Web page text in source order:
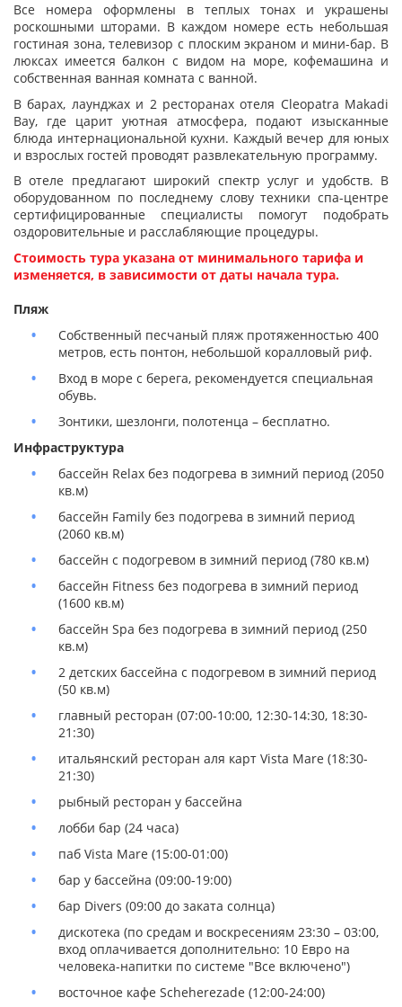
Все номера оформлены в теплых тонах и украшены
роскошными шторами. В каждом номере есть небольшая
гостиная зона, телевизор с плоским экраном и мини-бар. В
люксах имеется балкон с видом на море, кофемашина и
собственная ванная комната с ванной.
В барах, лаунджах и 2 ресторанах отеля Cleopatra Makadi
Bay, где царит уютная атмосфера, подают изысканные
блюда интернациональной кухни. Каждый вечер для юных
и взрослых гостей проводят развлекательную программу.
В отеле предлагают широкий спектр услуг и удобств. В
оборудованном по последнему слову техники спа-центре
сертифицированные специалисты помогут подобрать
оздоровительные и расслабляющие процедуры.
Стоимость тура указана от минимального тарифа и
изменяется, в зависимости от даты начала тура.
Пляж
Собственный песчаный пляж протяженностью 400
метров, есть понтон, небольшой коралловый риф.
Вход в море с берега, рекомендуется специальная
обувь.
Зонтики, шезлонги, полотенца – бесплатно.
Инфраструктура
бассейн Relax без подогрева в зимний период (2050
кв.м)
бассейн Family без подогрева в зимний период
(2060 кв.м)
бассейн с подогревом в зимний период (780 кв.м)
бассейн Fitness без подогрева в зимний период
(1600 кв.м)
бассейн Spa без подогрева в зимний период (250
кв.м)
2 детских бассейна с подогревом в зимний период
(50 кв.м)
главный ресторан (07:00-10:00, 12:30-14:30, 18:30-
21:30)
итальянский ресторан аля карт Vista Mare (18:30-
21:30)
рыбный ресторан у бассейна
лобби бар (24 часа)
паб Vista Mare (15:00-01:00)
бар у бассейна (09:00-19:00)
бар Divers (09:00 до заката солнца)
дискотека (по средам и воскресениям 23:30 – 03:00,
вход оплачивается дополнительно: 10 Евро на
человека-напитки по системе "Все включено")
восточное кафе Scheherezade (12:00-24:00)